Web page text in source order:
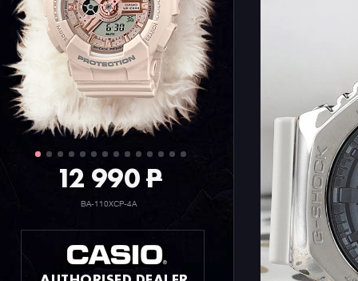
12 990P
BA-110XCP-4A